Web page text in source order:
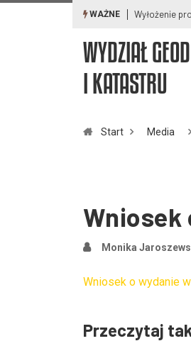
WAŻNE Wyłożenie
WYDZIAŁ
I KATASTRU
Start Media
Wniosek
Monika
Wniosek o wydanie
Przeczytaj